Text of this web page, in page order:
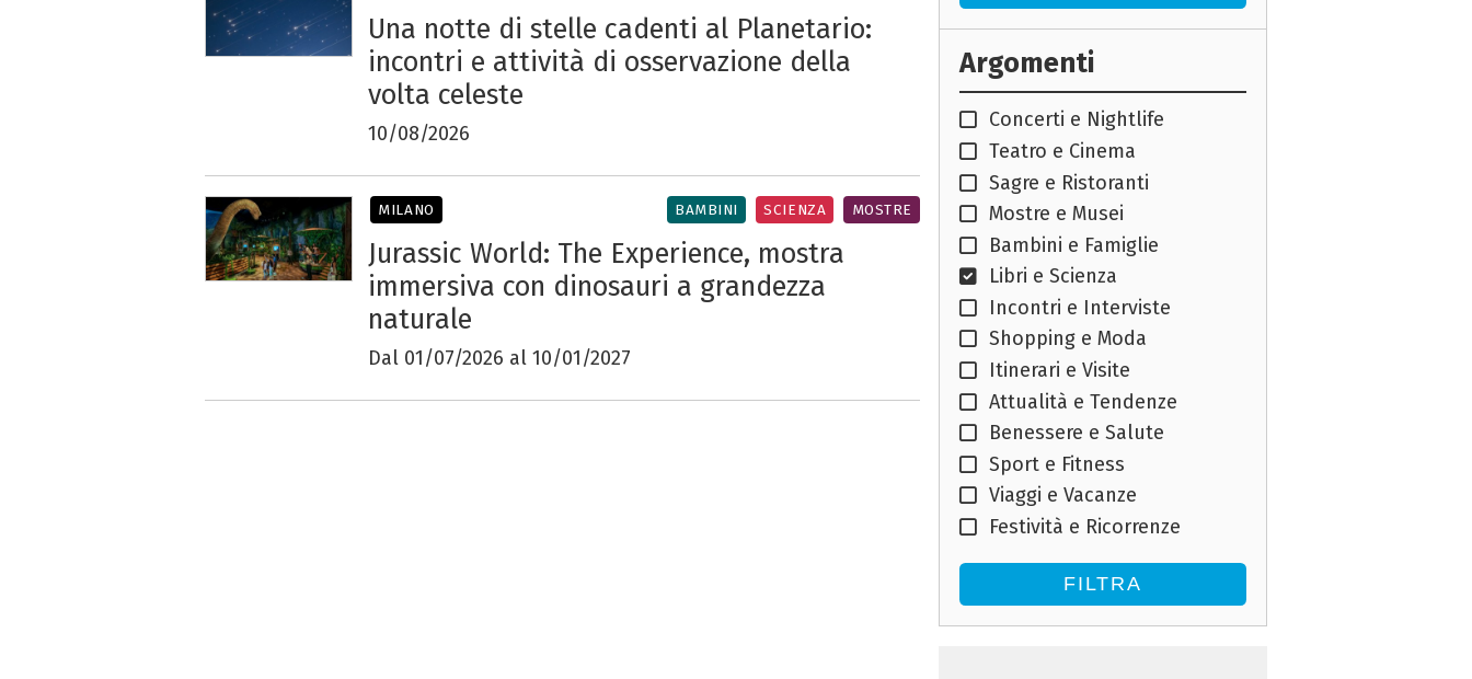
Una notte di stelle cadenti al Planetario:
incontri e attività di osservazione della
volta celeste
10/08/2026
Jurassic World: The Experience, mostra
immersiva con dinosauri a grandezza
naturale
Dal 01/07/2026 al 10/01/2027
MILANO BAMBINI SCIENZA MOSTRE
Argomenti
Concerti e Nightlife
Teatro e Cinema
Sagre e Ristoranti
Mostre e Musei
Bambini e Famiglie
Libri e Scienza
Incontri e Interviste
Shopping e Moda
Itinerari e Visite
Attualità e Tendenze
Benessere e Salute
Sport e Fitness
Viaggi e Vacanze
Festività e Ricorrenze
FILTRA